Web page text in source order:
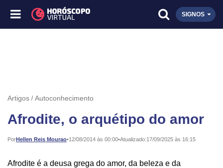
SIGNOS
Artigos Autoconhecimento
Afrodite, o arquétipo do amor
PorHellen Reis Mourao•
Publicado: 12/08/2014 às 00:00•Atualizado:17/09/2025 às 16:15
Afrodite é a deusa grega do amor, da beleza e da